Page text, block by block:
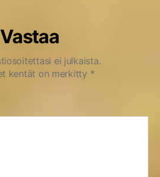
Vastaa
ei julkaista.
kentät on merkitty *